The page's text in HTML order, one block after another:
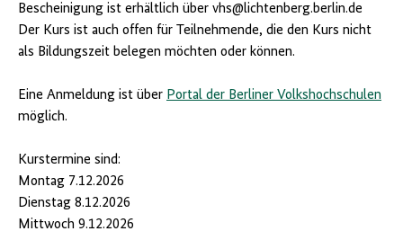
Bescheinigung ist erhältlich über vhs@lichtenberg.berlin.de
Der Kurs ist auch offen für Teilnehmende, die den Kurs nicht
als Bildungszeit belegen möchten oder können.
Eine Anmeldung ist über Portal der Berliner Volkshochschulen
möglich.
Kurstermine sind:
Montag 7.12.2026
Dienstag 8.12.2026
Mittwoch 9.12.2026